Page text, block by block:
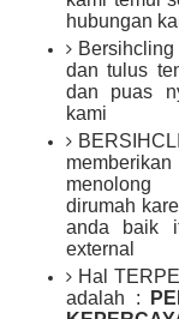
hubungan
dan tulus
dan puas
kami
menolong
dirumah
anda baik
external
Hal
adalah :